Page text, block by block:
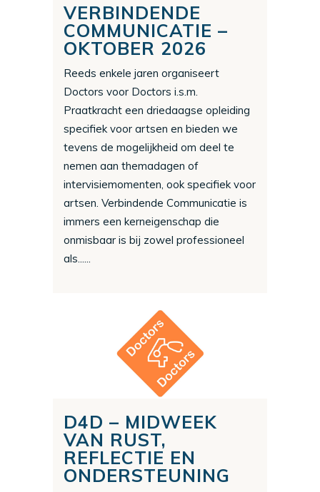
VERBINDENDE
COMMUNICATIE –
OKTOBER 2026
Reeds enkele jaren organiseert
Doctors voor Doctors i.s.m.
Praatkracht een driedaagse opleiding
specifiek voor artsen en bieden we
tevens de mogelijkheid om deel te
nemen aan themadagen of
intervisiemomenten, ook specifiek voor
artsen. Verbindende Communicatie is
immers een kerneigenschap die
onmisbaar is bij zowel professioneel
als......
D4D – MIDWEEK
VAN RUST,
REFLECTIE EN
ONDERSTEUNING